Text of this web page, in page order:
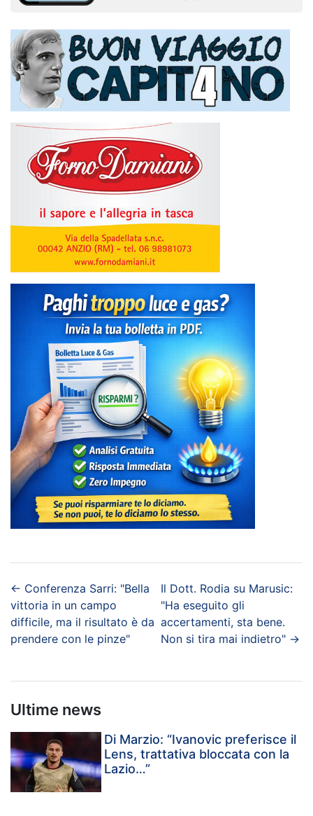
← Conferenza Sarri: "Bella
vittoria in un campo
difficile, ma il risultato è da
prendere con le pinze"
Il Dott. Rodia su Marusic:
"Ha eseguito gli
accertamenti, sta bene.
Non si tira mai indietro" →
Ultime news
Di Marzio: “Ivanovic preferisce il
Lens, trattativa bloccata con la
Lazio…”